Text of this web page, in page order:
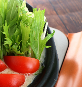
調味酢
ぽん酢